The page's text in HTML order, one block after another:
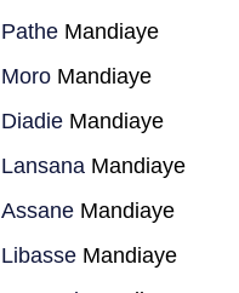
Pathe Mandiaye
Moro Mandiaye
Diadie Mandiaye
Lansana Mandiaye
Assane Mandiaye
Libasse Mandiaye